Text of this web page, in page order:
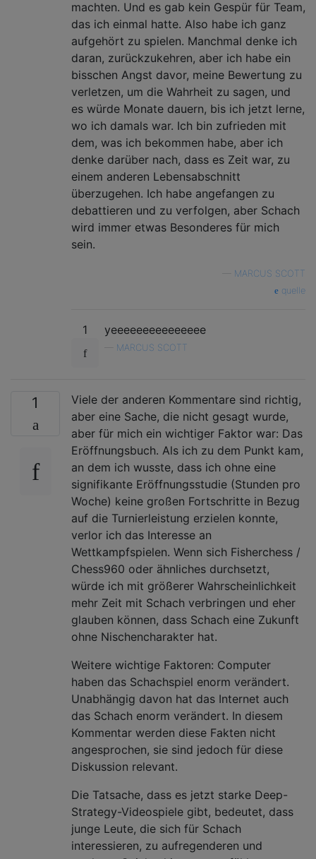
machten. Und es gab kein Gespür für Team,
das ich einmal hatte. Also habe ich ganz
aufgehört zu spielen. Manchmal denke ich
daran, zurückzukehren, aber ich habe ein
bisschen Angst davor, meine Bewertung zu
verletzen, um die Wahrheit zu sagen, und
es würde Monate dauern, bis ich jetzt lerne,
wo ich damals war. Ich bin zufrieden mit
dem, was ich bekommen habe, aber ich
denke darüber nach, dass es Zeit war, zu
einem anderen Lebensabschnitt
überzugehen. Ich habe angefangen zu
debattieren und zu verfolgen, aber Schach
wird immer etwas Besonderes für mich
sein.
MARCUS SCOTT
quelle
1 yeeeeeeeeeeeeeee
MARCUS SCOTT
1
Viele der anderen Kommentare sind richtig,
aber eine Sache, die nicht gesagt wurde,
aber für mich ein wichtiger Faktor war: Das
Eröffnungsbuch. Als ich zu dem Punkt kam,
an dem ich wusste, dass ich ohne eine
signifikante Eröffnungsstudie (Stunden pro
Woche) keine großen Fortschritte in Bezug
auf die Turnierleistung erzielen konnte,
verlor ich das Interesse an
Wettkampfspielen. Wenn sich Fisherchess /
Chess960 oder ähnliches durchsetzt,
würde ich mit größerer Wahrscheinlichkeit
mehr Zeit mit Schach verbringen und eher
glauben können, dass Schach eine Zukunft
ohne Nischencharakter hat.
Weitere wichtige Faktoren: Computer
haben das Schachspiel enorm verändert.
Unabhängig davon hat das Internet auch
das Schach enorm verändert. In diesem
Kommentar werden diese Fakten nicht
angesprochen, sie sind jedoch für diese
Diskussion relevant.
Die Tatsache, dass es jetzt starke Deep-
Strategy-Videospiele gibt, bedeutet, dass
junge Leute, die sich für Schach
interessieren, zu aufregenderen und